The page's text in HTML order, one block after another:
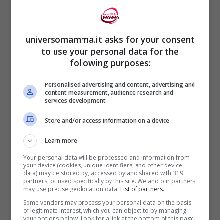
Aiutare una ragazza perché non aiutarla ha
un costo altissimo, poi nel tempo.
Girl effect è sostenuto da Nike Fondation
in collaborazione conNovo Fondation.
La campagna prevede una donazione di
100 milioni di dollari per le ragazze in
paesi come Etiopia, Kenia, Liberia o India.
Nel sito potete anchescegliere il progetto
da sostenere e come. Si parte da
l’igiene femminile da pochi dollari fino ad
universomamma.it asks for your consent
to use your personal data for the
following purposes:
Personalised advertising and content, advertising and
content measurement, audience research and
services development
Store and/or access information on a device
Learn more
Your personal data will be processed and information from
your device (cookies, unique identifiers, and other device
data) may be stored by, accessed by and shared with 319
partners, or used specifically by this site. We and our partners
may use precise geolocation data. List of partners.
Some vendors may process your personal data on the basis
of legitimate interest, which you can object to by managing
your options below. Look for a link at the bottom of this page